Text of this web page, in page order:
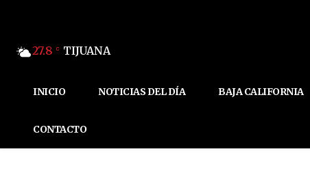
27.8 C TIJUANA
INICIO NOTICIAS DEL DÍA BAJA CALIFORNIA
CONTACTO